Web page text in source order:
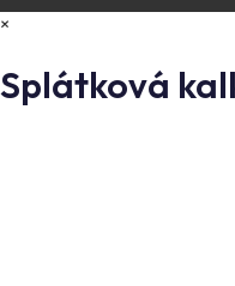
×
Splátková